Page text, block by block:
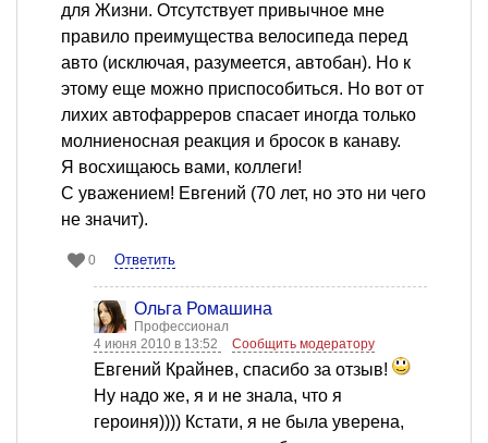
для Жизни. Отсутствует привычное мне
правило преимущества велосипеда перед
авто (исключая, разумеется, автобан). Но к
этому еще можно приспособиться. Но вот от
лихих автофарреров спасает иногда только
молниеносная реакция и бросок в канаву.
Я восхищаюсь вами, коллеги!
С уважением! Евгений (70 лет, но это ни чего
не значит).
0 Ответить
Ольга Ромашина
Профессионал
4 июня 2010 в 13:52
Сообщить модератору
Евгений Крайнев, спасибо за отзыв!
Ну надо же, я и не знала, что я
героиня)))) Кстати, я не была уверена,